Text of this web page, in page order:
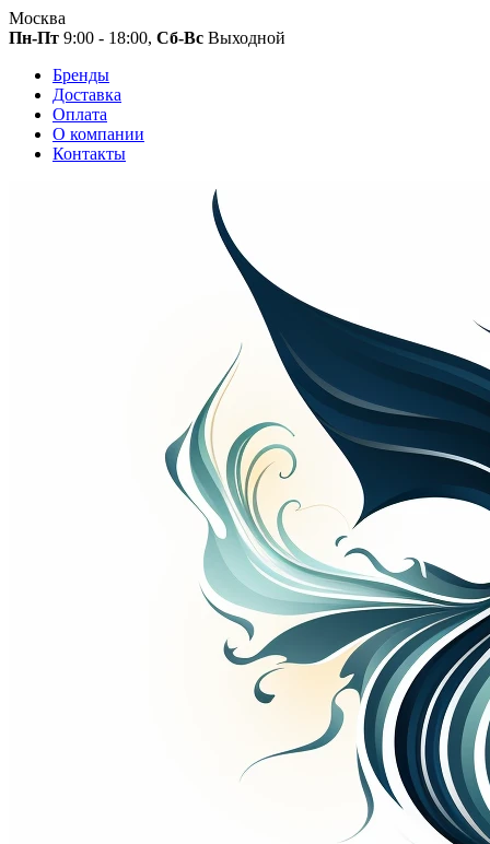
Москва
Пн-Пт 9:00 - 18:00, Сб-Вс Выходной
Бренды
Доставка
Оплата
О компании
Контакты